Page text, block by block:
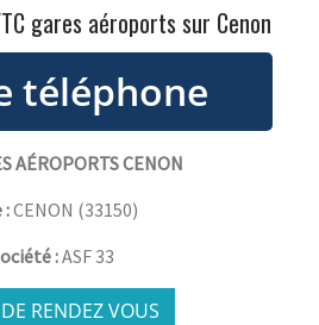
gares aéroports sur Cenon
AÉROPORTS CENON
:CENON (33150)
:ASF 33
RENDEZ VOUS